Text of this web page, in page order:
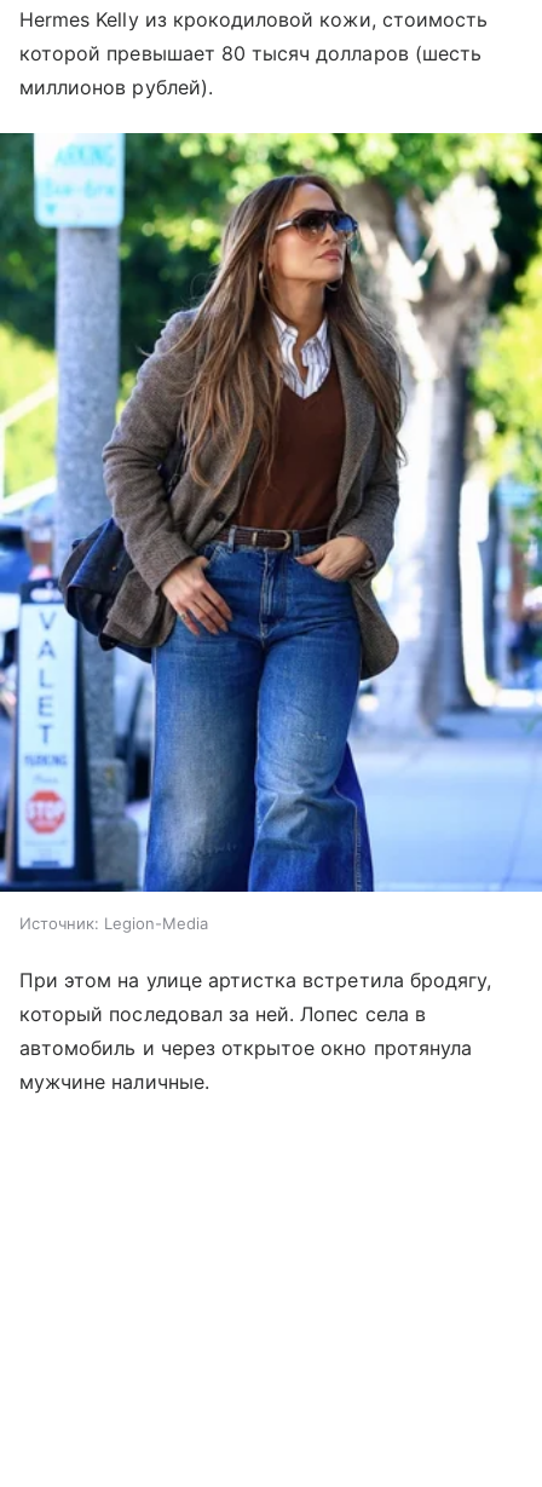
Hermes Kelly из крокодиловой кожи, стоимость
которой превышает 80 тысяч долларов (шесть
миллионов рублей).
Источник: Legion-Media
При этом на улице артистка встретила бродягу,
который последовал за ней. Лопес села в
автомобиль и через открытое окно протянула
мужчине наличные.